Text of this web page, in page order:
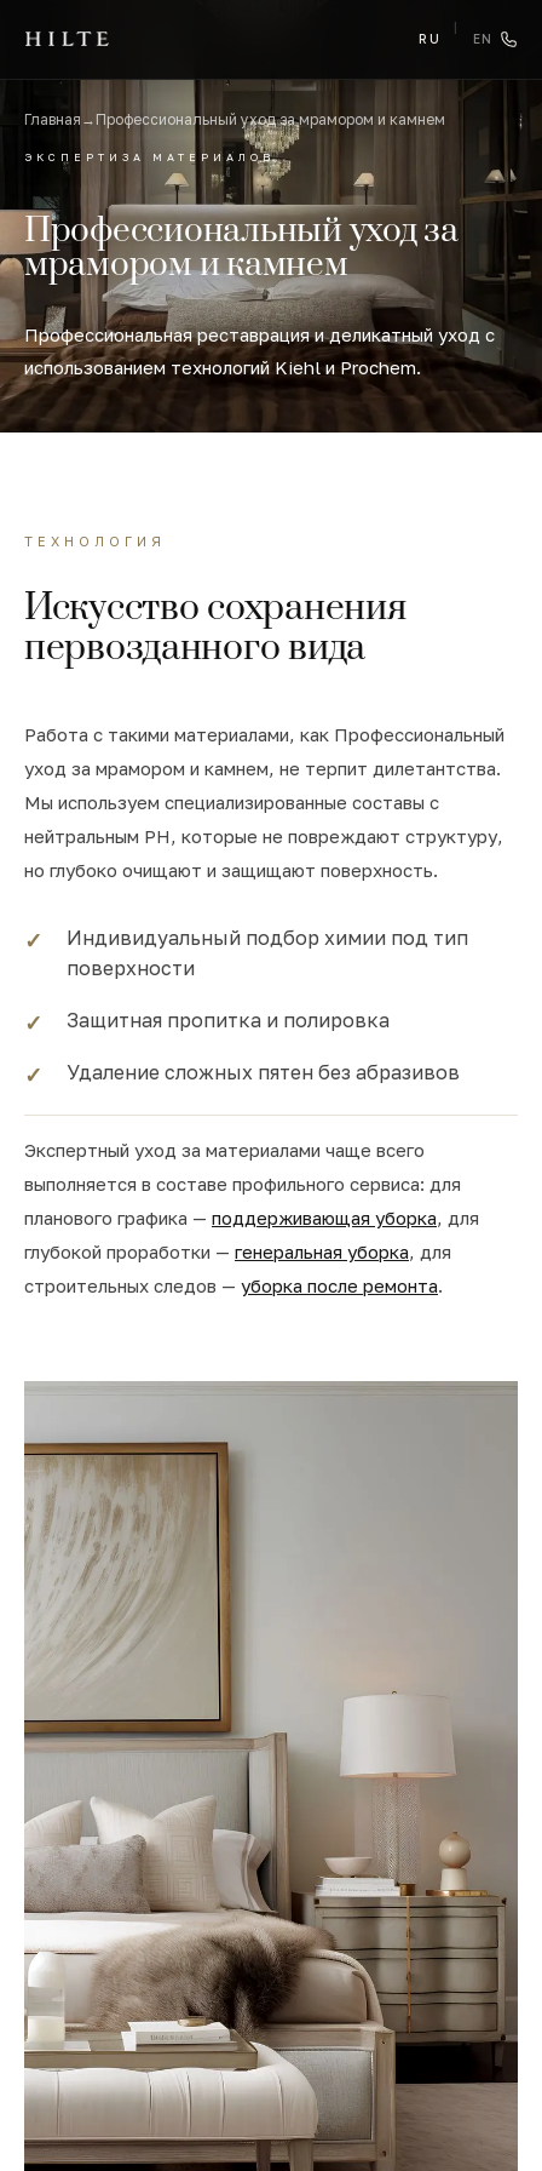
RU
|
EN
Главная → Профессиональный уход за мрамором и камнем
ЭКСПЕРТИЗА МАТЕРИАЛОВ
Профессиональный уход за
мрамором и камнем
Профессиональная реставрация и деликатный уход с
использованием технологий Kiehl и Prochem.
ТЕХНОЛОГИЯ
Искусство сохранения
первозданного вида
Работа с такими материалами, как Профессиональный
уход за мрамором и камнем, не терпит дилетантства.
Мы используем специализированные составы с
нейтральным PH, которые не повреждают структуру,
но глубоко очищают и защищают поверхность.
Индивидуальный подбор химии под тип
поверхности
Защитная пропитка и полировка
Удаление сложных пятен без абразивов
Экспертный уход за материалами чаще всего
выполняется в составе профильного сервиса: для
планового графика — поддерживающая уборка, для
глубокой проработки — генеральная уборка, для
строительных следов — уборка после ремонта.